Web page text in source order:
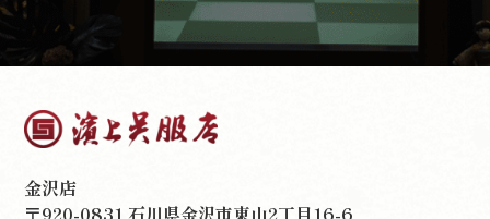
金沢店
〒920-0831 石川県金沢市東山2丁目16-6